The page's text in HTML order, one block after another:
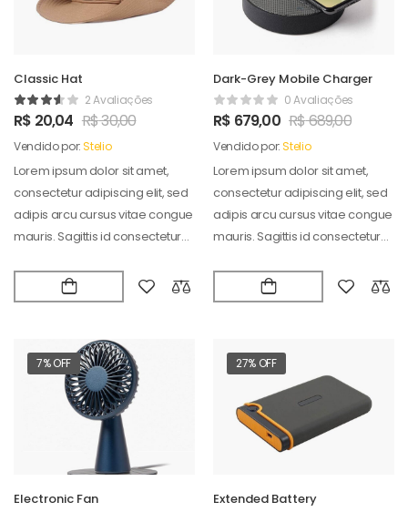
Classic Hat
2 Avaliações
R$ 20,04 R$30,00
Vendido por:Stelio
Lorem ipsum dolor sit amet,
consectetur adipiscing elit, sed
adipis arcu cursus vitae congue
mauris. Sagittis id consectetur
Dark-Grey Mobile Charger
0 Avaliações
R$ 679,00 R$689,00
Vendido por:Stelio
Lorem ipsum dolor sit amet,
consectetur adipiscing elit, sed
adipis arcu cursus vitae congue
mauris. Sagittis id consectetur
7% OFF
Electronic Fan
27% OFF
Extended Battery